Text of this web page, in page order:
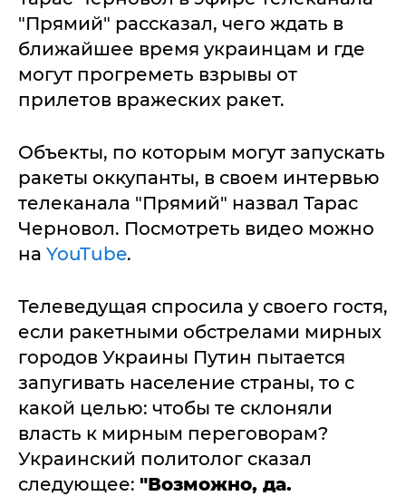
"Прямий" рассказал, чего ждать в
ближайшее время украинцам и где
могут прогреметь взрывы от
прилетов вражеских ракет.
Объекты, по которым могут запускать
ракеты оккупанты, в своем интервью
телеканала "Прямий" назвал Тарас
Черновол. Посмотреть видео можно
на YouTube.
Телеведущая спросила у своего гостя,
если ракетными обстрелами мирных
городов Украины Путин пытается
запугивать население страны, то с
какой целью: чтобы те склоняли
власть к мирным переговорам?
Украинский политолог сказал
следующее: "Возможно, да.